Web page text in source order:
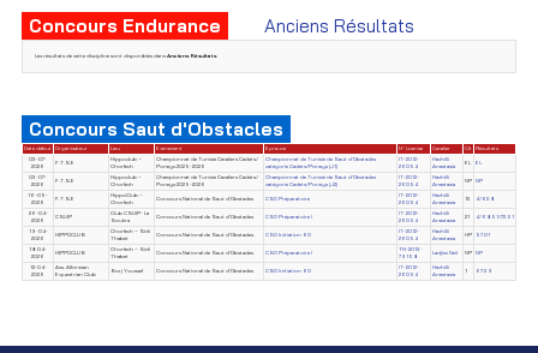
Concours Endurance Anciens Résultats
Les résultats de cette discipline sont disponibles dans Anciens Résultats.
Concours Saut d'Obstacles
Date début Organisateur Lieu Evènement Epreuve N° License Cavalier Clt
Résultats
03-07-
2026
F.T.S.E
Hippoclub –
Chorfech
Championnat de Tunisie Cavaliers Cadets/
Poneys 2025-2026
Championnat de Tunisie de Saut d'Obstacles
catégorie Cadets/Poneys (J1)
IT-2012-
26054
Hachilli
Anastasia
EL EL
03-07-
2026
F.T.S.E
Hippoclub –
Chorfech
Championnat de Tunisie Cavaliers Cadets/
Poneys 2025-2026
Championnat de Tunisie de Saut d'Obstacles
catégorie Cadets/Poneys (J2)
IT-2012-
26054
Hachilli
Anastasia
NP NP
16-05-
2026
F.T.S.E
HippoClub –
Chorfech
Concours National de Saut d'Obstacles CSO Préparatoire
IT-2012-
26054
Hachilli
Anastasia
12 4/62.8
26-04-
2026
CSUIP
Club CSUIP- La
Soukra
Concours National de Saut d'Obstacles CSO Préparatoire I
IT-2012-
26054
Hachilli
Anastasia
21 4/68.51/72.51
19-04-
2026
HIPPOCLUB
Chorfech – Sidi
Thabet
Concours National de Saut d'Obstacles CSO Initiation 60
IT-2012-
26054
Hachilli
Anastasia
HP 57.01
18-04-
2026
HIPPOCLUB
Chorfech – Sidi
Thabet
Concours National de Saut d'Obstacles CSO Préparatoire I
TN-2013-
79158
Ladjimi Neil NP NP
12-04-
2026
Ass. Alforssan
Equestrian Club
Borj Youssef Concours National de Saut d'Obstacles CSO Initiation 60
IT-2012-
26054
Hachilli
Anastasia
1 67.39